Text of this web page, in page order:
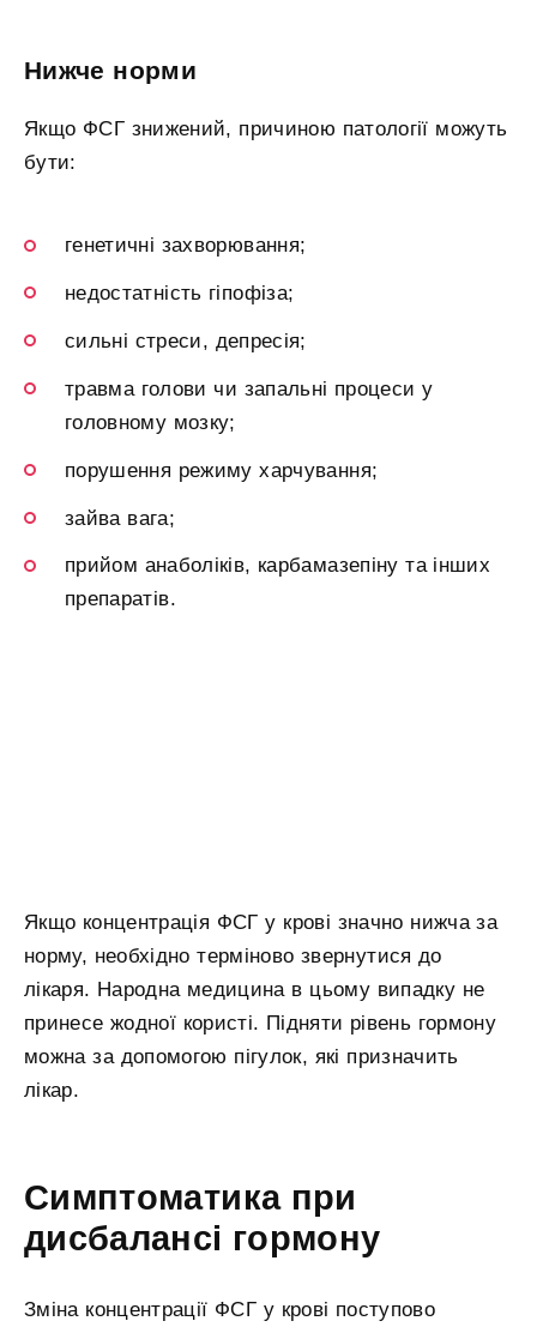
Нижче норми
Якщо ФСГ знижений, причиною патології можуть
бути:
генетичні захворювання;
недостатність гіпофіза;
сильні стреси, депресія;
травма голови чи запальні процеси у
головному мозку;
порушення режиму харчування;
зайва вага;
прийом анаболіків, карбамазепіну та інших
препаратів.
Якщо концентрація ФСГ у крові значно нижча за
норму, необхідно терміново звернутися до
лікаря. Народна медицина в цьому випадку не
принесе жодної користі. Підняти рівень гормону
можна за допомогою пігулок, які призначить
лікар.
Симптоматика при
дисбалансі гормону
Зміна концентрації ФСГ у крові поступово